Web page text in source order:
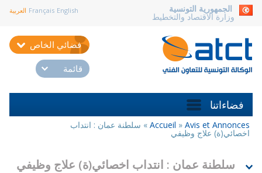
الجمهورية التونسية
وزارة الاقتصاد والتخطيط
Français English العربية
فضائي الخاص
قائمة
فضاءاتنا
أنت
هنا
Accueil » Avis et Annonces
» سلطنة عمان : انتداب
اخصائي(ة) علاج وظيفي
سلطنة عمان : انتداب اخصائي(ة) علاج وظيفي